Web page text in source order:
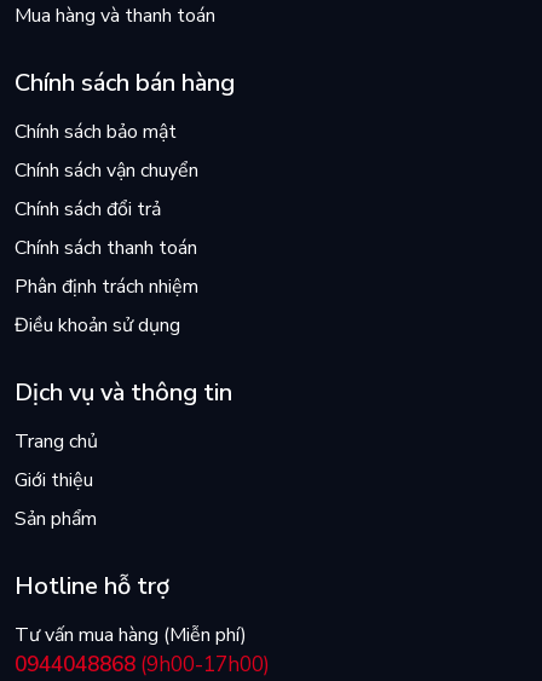
Mua hàng và thanh toán
Chính sách bán hàng
Chính sách bảo mật
Chính sách vận chuyển
Chính sách đổi trả
Chính sách thanh toán
Phân định trách nhiệm
Điều khoản sử dụng
Dịch vụ và thông tin
Trang chủ
Giới thiệu
Sản phẩm
Hotline hỗ trợ
Tư vấn mua hàng (Miễn phí)
0944048868 (9h00-17h00)